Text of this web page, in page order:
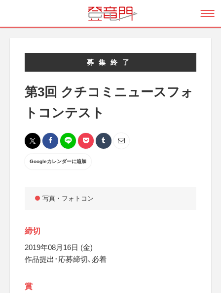
募集終了
第3回 クチコミニュースフォ
トコンテスト
Googleカレンダーに追加
写真・フォトコン
締切
2019年08月16日 (金)
作品提出･応募締切､必着
賞